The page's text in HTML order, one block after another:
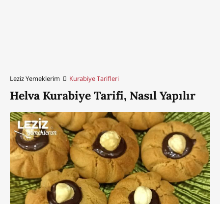
Leziz Yemeklerim Kurabiye Tarifleri
Helva Kurabiye Tarifi, Nasıl Yapılır